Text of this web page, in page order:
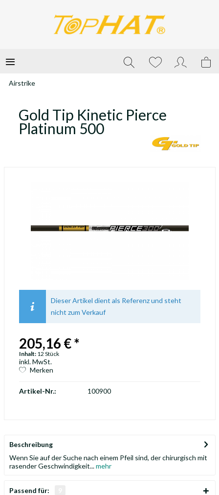
Airstrike
Gold Tip Kinetic Pierce
Platinum 500
Dieser Artikel dient als Referenz und steht
nicht zum Verkauf
205,16 € *
Inhalt: 12 Stück
inkl. MwSt.
Merken
Artikel-Nr.: 100900
Beschreibung
Wenn Sie auf der Suche nach einem Pfeil sind, der chirurgisch mit
rasender Geschwindigkeit...mehr
Passend für: